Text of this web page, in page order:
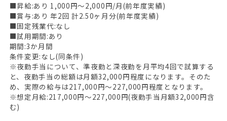
HOME
無料会員登録
ログイン
キープした求人 0
最近見た求人
お問い合わせ
■昇給:あり 1,000円〜2,000円/月(前年度実績)
■賞与:あり 年2回 計2.50ヶ月分(前年度実績)
■固定残業代:なし
■試用期間:あり
期間:3か月間
条件変更:なし(同条件)
※夜勤手当について、準夜勤と深夜勤を月平均4回で試算する
と、夜勤手当の総額は月額32,000円程度になります。そのた
め、実際の給与は217,000円〜227,000円程度となります。
※想定月給:217,000円〜227,000円(夜勤手当月額32,000円含
む)